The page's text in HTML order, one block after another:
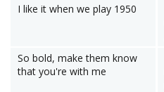
I like it when we play 1950
So bold, make them know
that you're with me